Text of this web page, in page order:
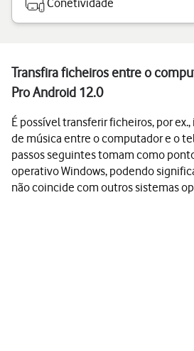
Conetividade
Transfira ficheiros entre o
Pro Android 12.0
É possível transferir ficheiros, por
de música entre o computador e o
passos seguintes tomam como
operativo Windows, podendo
não coincide com outros sistemas